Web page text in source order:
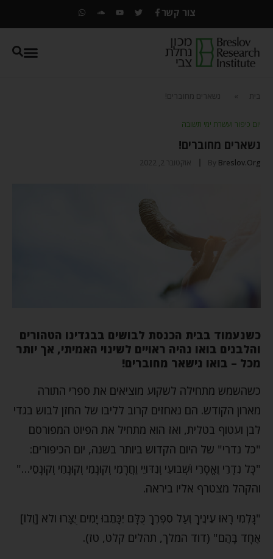
צור קשר
» נשארים מחוברים!
יום כיפור ועשרת ימי תשובה
נשארים מחוברים!
ByBreslov.org אוקטובר 2, 2022
כשנעמוד בבית הכנסת לבושים בבגדינו הטהורים
והלבנים בואו נהיה ראויים לשינוי האמיתי, אך יותר
מכל – בואו נישאר מחוברים!
כשהשמש מתחילה לשקוע מוציאים את ספרי התורה
מארון הקודש. הם נאחזים קרוב לליבו של החזן לבוש בגדי
לבן ועטוף בטלית, ואז הוא מתחיל את הפיוט המפורסם
"כל נדרי" של היום הקדוש ביותר בשנה, יום הכיפורים:
"כָּל נִדְרֵי וֶאֱסָרֵי וּשְׁבוּעֵי וְנִדּוּיֵי וַחֲרָמֵי וְקוּנָמֵי וְקוּנָחֵי וְקוּנָסֵי…"
והקהל מצטרף אליו ביראה.
"גָּלְמִי רָאוּ עֵינֶיךָ וְעַל סִפְרְךָ כֻּלָּם יִכָּתֵבוּ יָמִים יֻצָּרוּ ולא [וְלוֹ]
אֶחָד בָּהֶם" (דוד המלך, תהלים קלט, טז).